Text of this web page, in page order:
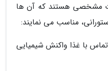
مشخصی هستند که آن ها
مناسب می نمایند:
با غذا واکنش شیمیایی